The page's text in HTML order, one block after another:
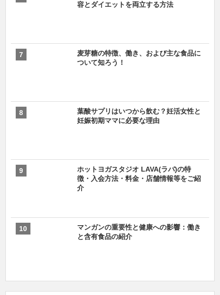
容とダイエットを両立する方法
麦芽糖の特徴、働き、および主な食品に
ついて知ろう！
葉酸サプリはいつから飲む？妊活女性と
妊娠初期ママに必要な理由
ホットヨガスタジオ LAVA(ラバ)の特
徴・入会方法・料金・店舗情報等をご紹
介
マンガンの重要性と健康への影響：働き
と含有食品の紹介